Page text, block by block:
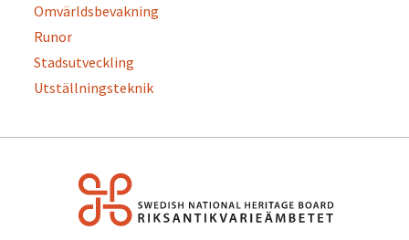
Omvärldsbevakning
Runor
Stadsutveckling
Utställningsteknik